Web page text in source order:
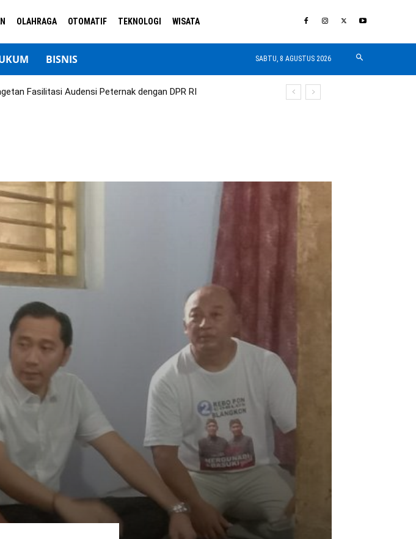
OLAHRAGA OTOMATIF TEKNOLOGI WISATA
BISNIS SABTU, 8 AGUSTUS 2026
Fasilitasi Audensi Peternak dengan DPR RI